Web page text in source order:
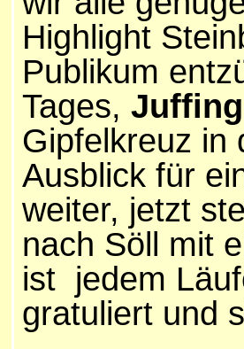
Highlight
Publikum
Tages,
Gipfelkreuz in
Ausblick für
weiter, jetzt
nach Söll mit
ist jedem
gratuliert und